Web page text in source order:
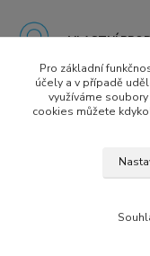
VLASTNÍ
Tomáš
Pro základní
účely a v případě
využíváme
cookies můžete